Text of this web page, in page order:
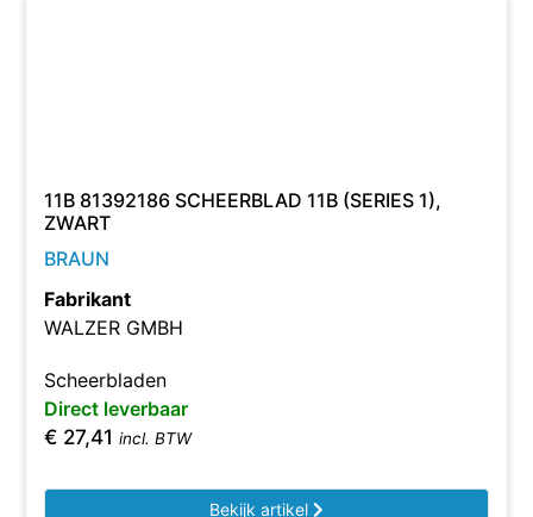
11B 81392186 SCHEERBLAD 11B (SERIES 1),
ZWART
BRAUN
Fabrikant
WALZER GMBH
Scheerbladen
Direct leverbaar
€ 27,41 incl. BTW
Bekijk artikel